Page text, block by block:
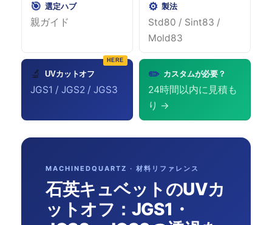
🎯 選定ハブ
親ガイド
⚙️ 製法
Std80 / Sint83 /
Mold83
🔬 UVカットオフ
JGS1 / JGS2 / JGS3
✏️ カスタムが必要？
24時間以内に見積も
り →
MACHINEDQUARTZ · 材料リファレンス
石英キュベットのUVカ
ットオフ：JGS1・